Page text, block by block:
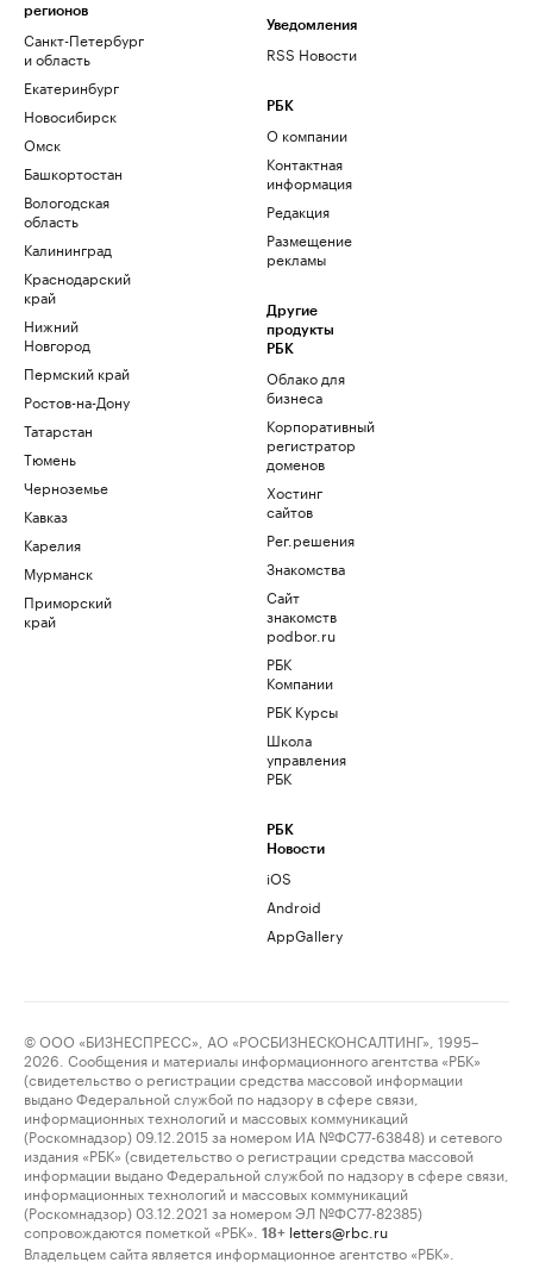
регионов
Санкт-Петербург
и область
Екатеринбург
Новосибирск
Омск
Башкортостан
Вологодская
область
Калининград
Краснодарский
край
Нижний
Новгород
Пермский край
Ростов-на-Дону
Татарстан
Тюмень
Черноземье
Кавказ
Карелия
Мурманск
Приморский
край
Уведомления
RSS Новости
РБК
О компании
Контактная
информация
Редакция
Размещение
рекламы
Другие
продукты
РБК
Облако для
бизнеса
Корпоративный
регистратор
доменов
Хостинг
сайтов
Рег.решения
Знакомства
Сайт
знакомств
podbor.ru
РБК
Компании
РБК Курсы
Школа
управления
РБК
РБК
Новости
iOS
Android
AppGallery
© ООО «БИЗНЕСПРЕСС», АО «РОСБИЗНЕСКОНСАЛТИНГ», 1995–
2026. Сообщения и материалы информационного агентства «РБК»
(свидетельство о регистрации средства массовой информации
выдано Федеральной службой по надзору в сфере связи,
информационных технологий и массовых коммуникаций
(Роскомнадзор) 09.12.2015 за номером ИА №ФС77-63848) и сетевого
издания «РБК» (свидетельство о регистрации средства массовой
информации выдано Федеральной службой по надзору в сфере связи,
информационных технологий и массовых коммуникаций
(Роскомнадзор) 03.12.2021 за номером ЭЛ №ФС77-82385)
сопровождаются пометкой «РБК».
18+ letters@rbc.ru
Владельцем сайта является информационное агентство «РБК».